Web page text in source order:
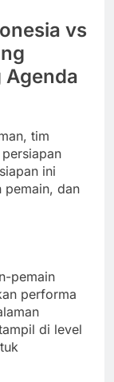
vs
Agenda
tim
ini
pemain, dan
pemain
performa
di level